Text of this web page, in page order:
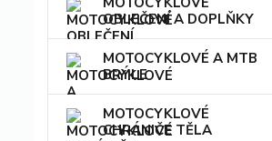
OBLEČENÍ A DOPLŇKY
MOTOCYKLOVÉ A MTB
BRÝLE
MOTOCYKLOVÉ
CHRÁNIČE TĚLA